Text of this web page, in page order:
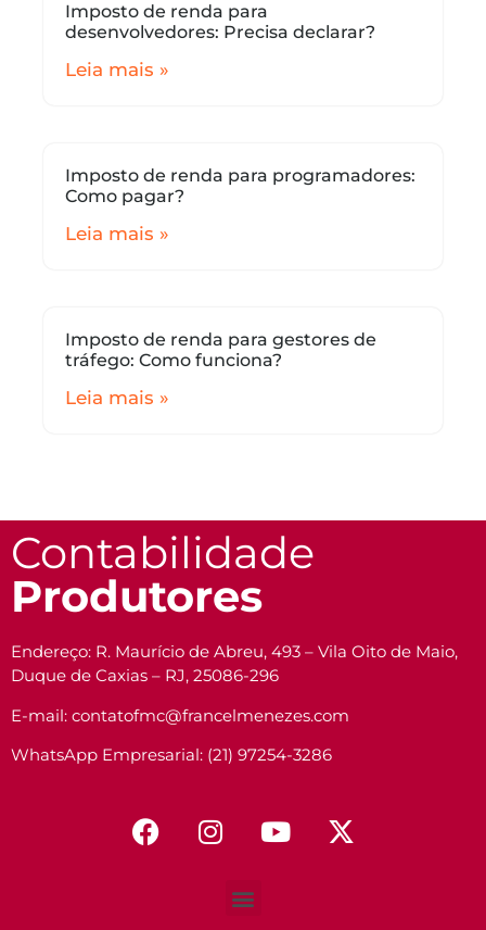
Imposto de renda para
desenvolvedores: Precisa declarar?
Leia mais »
Imposto de renda para programadores:
Como pagar?
Leia mais »
Imposto de renda para gestores de
tráfego: Como funciona?
Leia mais »
Contabilidade
Produtores
Endereço: R. Maurício de Abreu, 493 – Vila Oito de Maio,
Duque de Caxias – RJ, 25086-296
E-mail: contatofmc@francelmenezes.com
WhatsApp Empresarial: (21) 97254-3286